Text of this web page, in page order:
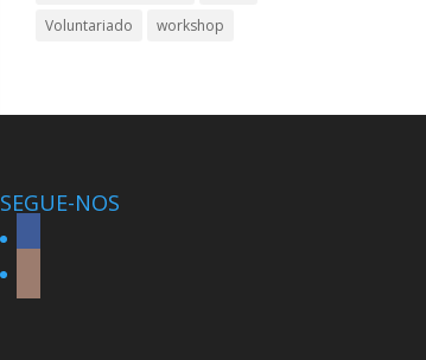
Voluntariado
workshop
SEGUE-NOS